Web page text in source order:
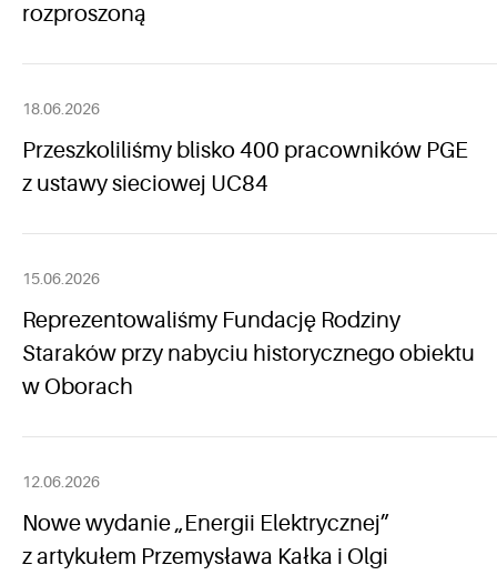
rozproszoną
18.06.2026
Przeszkoliliśmy blisko 400 pracowników PGE
z ustawy sieciowej UC84
15.06.2026
Reprezentowaliśmy Fundację Rodziny
Staraków przy nabyciu historycznego obiektu
w Oborach
12.06.2026
Nowe wydanie „Energii Elektrycznej”
z artykułem Przemysława Kałka i Olgi